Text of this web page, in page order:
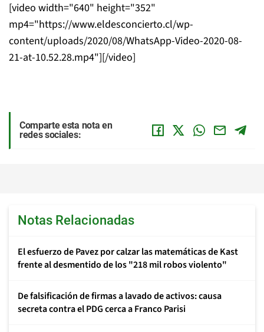
[video width="640" height="352"
mp4="https://www.eldesconcierto.cl/wp-
content/uploads/2020/08/WhatsApp-Video-2020-08-
21-at-10.52.28.mp4"][/video]
Comparte esta nota en
redes sociales:
Notas Relacionadas
El esfuerzo de Pavez por calzar las matemáticas de Kast
frente al desmentido de los "218 mil robos violento"
De falsificación de firmas a lavado de activos: causa
secreta contra el PDG cerca a Franco Parisi